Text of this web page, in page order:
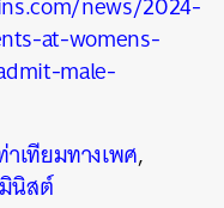
at-womens-
male-
าเทียมทางเพศ,
นิสต์